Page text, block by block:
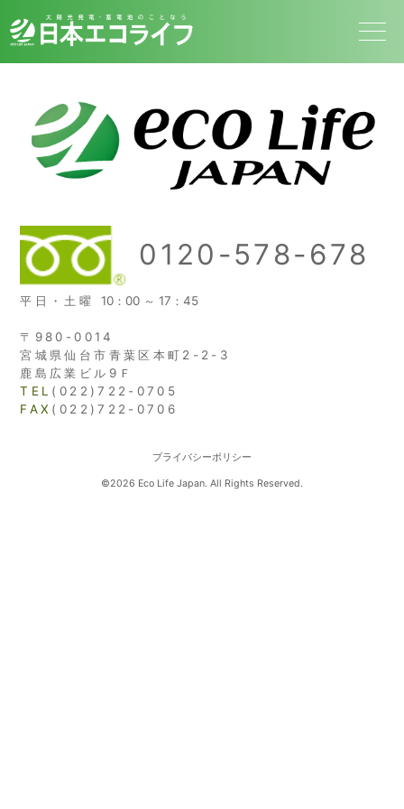
0120-578-678
平日・土曜 10：00 ～ 17：45
〒980-0014
宮城県仙台市青葉区本町2-2-3
鹿島広業ビル9Ｆ
TEL (022)722-0705
FAX (022)722-0706
プライバシーポリシー
©2026 Eco Life Japan. All Rights Reserved.